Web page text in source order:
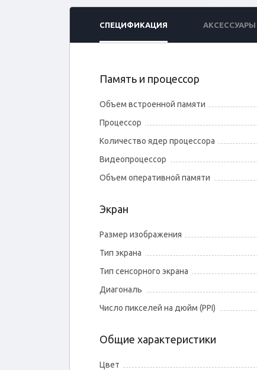
СПЕЦИФИКАЦИЯ АКСЕССУАРЫ
Память и процессор
Объем встроенной памяти
Процессор
Количество ядер процессора
Видеопроцессор
Объем оперативной памяти
Экран
Размер изображения
Тип экрана
Тип сенсорного экрана
Диагональ
Число пикселей на дюйм (PPI)
Общие характеристики
Цвет